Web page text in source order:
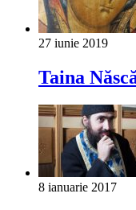
27 iunie 2019
Tai­na
8 ianuarie 2017